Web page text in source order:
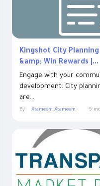
Kingshot City
&amp; Win Rewards |...
Engage with your
development. City
are...
By Xtameem Xtameem 5